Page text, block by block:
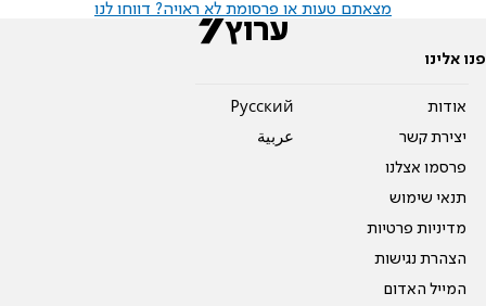
מצאתם טעות או פרסומת לא ראויה? דווחו לנו
פנו אלינו
אודות
יצירת קשר
פרסמו אצלנו
תנאי שימוש
מדיניות פרטיות
הצהרת נגישות
המייל האדום
Pусский
عربية